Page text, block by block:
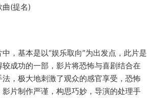
(提名)
基本是以“娱乐取向”为出发点，此片是
成功的一部，影片将恐怖与喜剧结合在
，极大地刺激了观众的感官享受，恐怖
片制作严谨，构思巧妙，导演的处理手